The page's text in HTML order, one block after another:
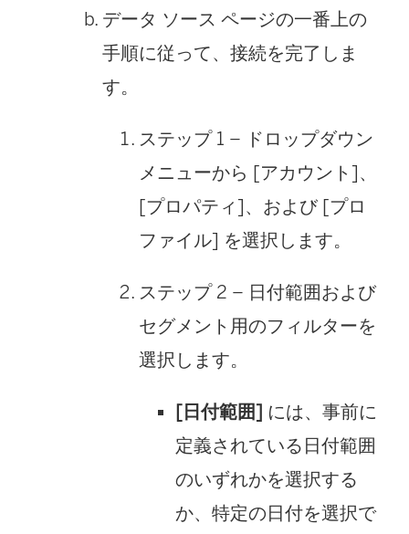
データ ソース ページの一番上の
手順に従って、接続を完了しま
す。
ステップ 1 – ドロップダウン
メニューから [アカウント]、
[プロパティ]、および [プロ
ファイル] を選択します。
ステップ 2 – 日付範囲および
セグメント用のフィルターを
選択します。
[日付範囲] には、事前に
定義されている日付範囲
のいずれかを選択する
か、特定の日付を選択で